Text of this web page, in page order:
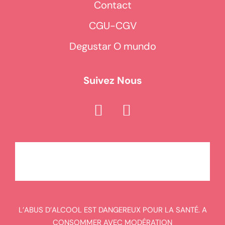
Contact
CGU-CGV
Degustar O mundo
Suivez Nous
L’ABUS D’ALCOOL EST DANGEREUX POUR LA SANTÉ. A
CONSOMMER AVEC MODÉRATION